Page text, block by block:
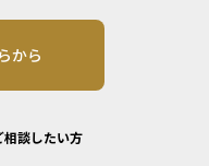
から
談したい方